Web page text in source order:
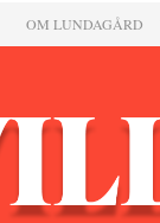
OM LUNDAGÅRD